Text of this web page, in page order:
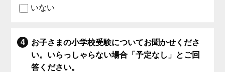
いない
お子さまの小学校受験についてお聞かせくださ
い。いらっしゃらない場合「予定なし」とご回
答ください。